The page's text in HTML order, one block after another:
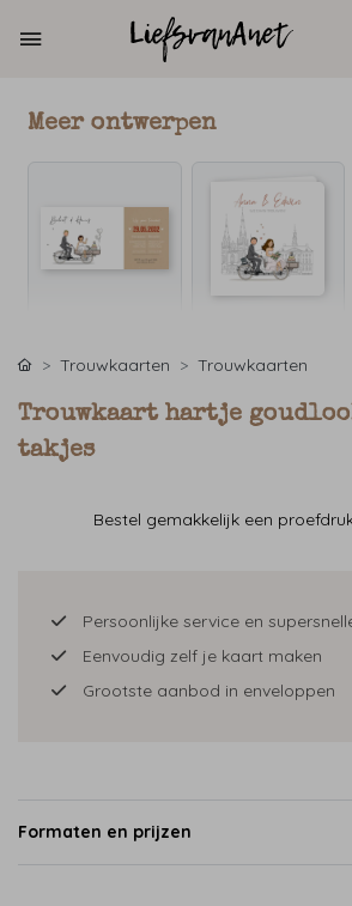
Meer ontwerpen
Trouwkaarten Trouwkaarten
Trouwkaart hartje
takjes
Bestel gemakkelijk een
Persoonlijke service en
Eenvoudig zelf je kaart maken
Grootste aanbod in enveloppen
Formaten en prijzen